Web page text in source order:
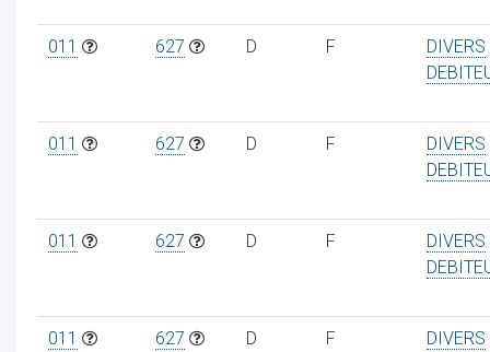
011 627 D F
DIVERS
011 627 D F
DIVERS
011 627 D F
DIVERS
011 627 D F
DIVERS